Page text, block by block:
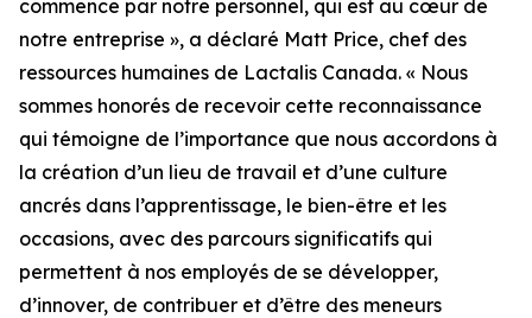
commence par notre personnel, qui est au cœur de
notre entreprise », a déclaré Matt Price, chef des
ressources humaines de Lactalis Canada. « Nous
sommes honorés de recevoir cette reconnaissance
qui témoigne de l’importance que nous accordons à
la création d’un lieu de travail et d’une culture
ancrés dans l’apprentissage, le bien-être et les
occasions, avec des parcours significatifs qui
permettent à nos employés de se développer,
d’innover, de contribuer et d’être des meneurs